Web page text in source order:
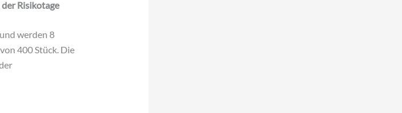
Risikotage
werden 8
400 Stück. Die